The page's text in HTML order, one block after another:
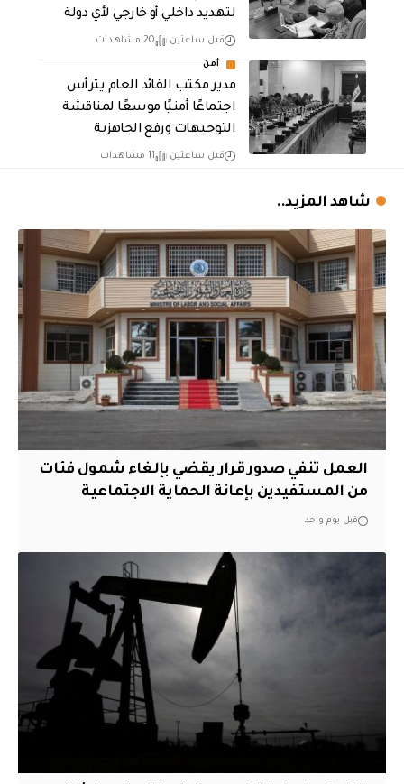
لتهديد داخلي أو خارجي لأي دولة
قبل ساعتين 20 مشاهدات
أمن
مدير مكتب القائد العام يترأس
اجتماعًا أمنيًا موسعًا لمناقشة
التوجيهات ورفع الجاهزية
قبل ساعتين 11 مشاهدات
شاهد المزيد..
العمل تنفي صدور قرار يقضي بإلغاء شمول فئات
من المستفيدين بإعانة الحماية الاجتماعية
قبل يوم واحد